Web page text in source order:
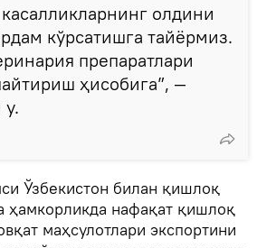
олдини
кўрсатишга тайёрмиз.
препаратлари
ҳисобига”, —
Ўзбекистон билан қишлоқ
ҳамкорликда нафақат қишлоқ
маҳсулотлари экспортини